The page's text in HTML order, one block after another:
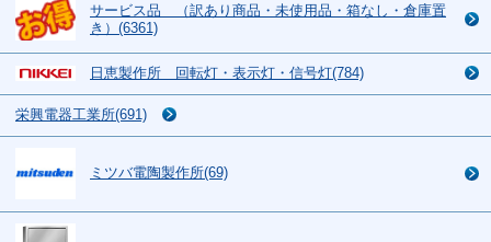
サービス品 （訳あり商品・未使用品・箱なし・倉庫置
き）(6361)
日恵製作所 回転灯・表示灯・信号灯(784)
栄興電器工業所(691)
ミツバ電陶製作所(69)